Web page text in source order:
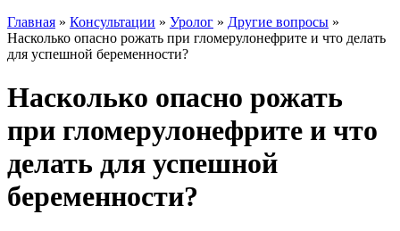
Главная » Консультации » Уролог » Другие вопросы »
Насколько опасно рожать при гломерулонефрите и что делать
для успешной беременности?
Насколько опасно рожать
при гломерулонефрите и что
делать для успешной
беременности?